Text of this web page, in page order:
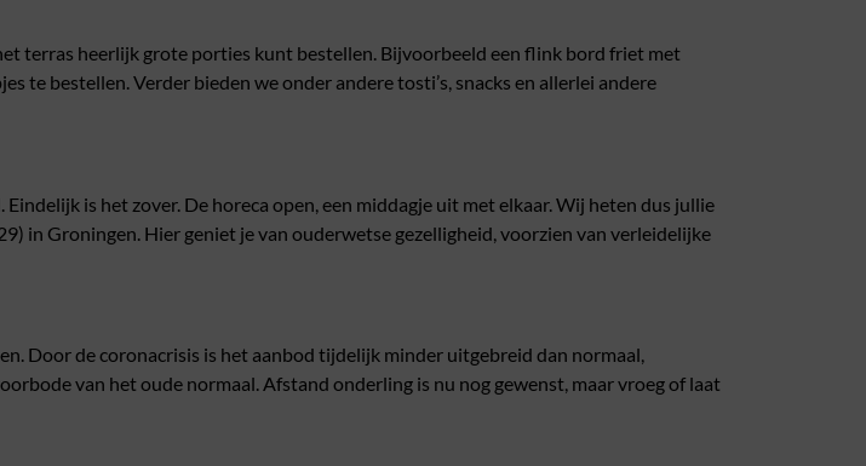
terras heerlijk grote porties kunt bestellen. Bijvoorbeeld een flink bord friet met
te bestellen. Verder bieden we onder andere tosti’s, snacks en allerlei andere
is het zover. De horeca open, een middagje uit met elkaar. Wij heten dus jullie
in Groningen. Hier geniet je van ouderwetse gezelligheid, voorzien van verleidelijke
Door de coronacrisis is het aanbod tijdelijk minder uitgebreid dan normaal,
van het oude normaal. Afstand onderling is nu nog gewenst, maar vroeg of laat